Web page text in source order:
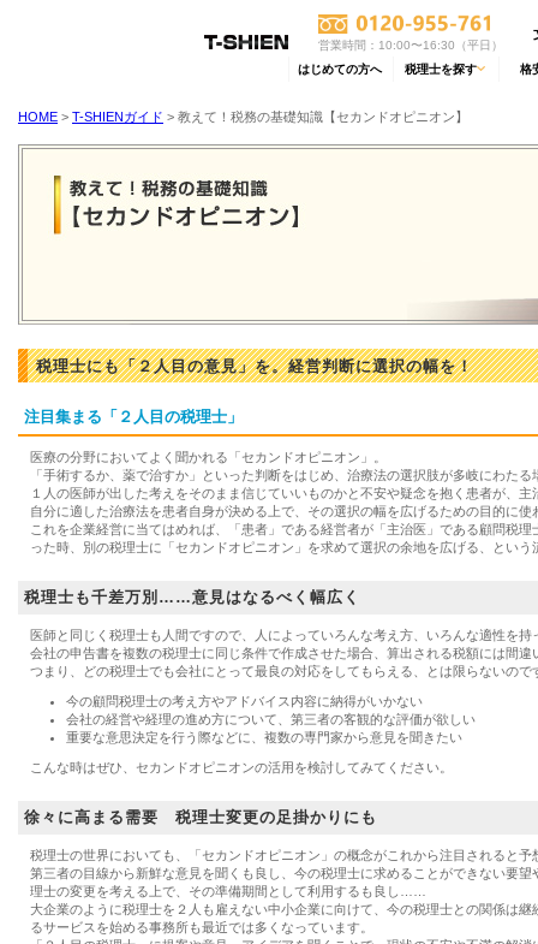
営業時間：10:00〜16:30（平日）
はじめての方へ 税理士を探す 格
HOME > T-SHIENガイド > 教えて！税務の基礎知識【セカンドオピニオン】
税理士にも「２人目の意見」を。経営判断に選択の幅を！
注目集まる「２人目の税理士」
医療の分野においてよく聞かれる「セカンドオピニオン」。
「手術するか、薬で治すか」といった判断をはじめ、治療法の選択肢が多岐にわたる
１人の医師が出した考えをそのまま信じていいものかと不安や疑念を抱く患者が、
自分に適した治療法を患者自身が決める上で、その選択の幅を広げるための目的に使
これを企業経営に当てはめれば、「患者」である経営者が「主治医」である顧問税
った時、別の税理士に「セカンドオピニオン」を求めて選択の余地を広げる、という
税理士も千差万別……意見はなるべく幅広く
医師と同じく税理士も人間ですので、人によっていろんな考え方、いろんな適性を持
会社の申告書を複数の税理士に同じ条件で作成させた場合、算出される税額には間
つまり、どの税理士でも会社にとって最良の対応をしてもらえる、とは限らないので
今の顧問税理士の考え方やアドバイス内容に納得がいかない
会社の経営や経理の進め方について、第三者の客観的な評価が欲しい
重要な意思決定を行う際などに、複数の専門家から意見を聞きたい
こんな時はぜひ、セカンドオピニオンの活用を検討してみてください。
徐々に高まる需要 税理士変更の足掛かりにも
税理士の世界においても、「セカンドオピニオン」の概念がこれから注目されると予
第三者の目線から新鮮な意見を聞くも良し、今の税理士に求めることができない要
理士の変更を考える上で、その準備期間として利用するも良し……
大企業のように税理士を２人も雇えない中小企業に向けて、今の税理士との関係は
るサービスを始める事務所も最近では多くなっています。